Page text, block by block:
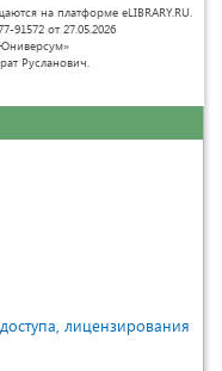
на платформе eLIBRARY.RU.
от 27.05.2026
Русланович.
лицензирования